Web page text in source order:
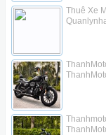
Thuê Xe